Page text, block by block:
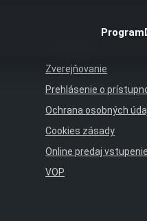
Program
Zverejňovanie
Prehlásenie o
Ochrana osobných
Cookies zásady
Online predaj
VOP